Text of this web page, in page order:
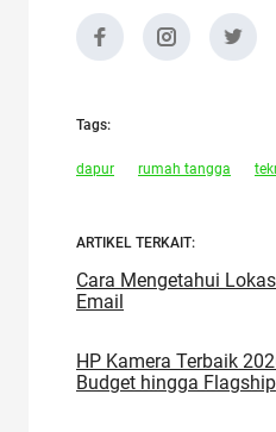
Tags:
dapur rumah tangga
ARTIKEL TERKAIT:
Cara Mengetahui
Email
HP Kamera Terbaik
Budget hingga Flagship